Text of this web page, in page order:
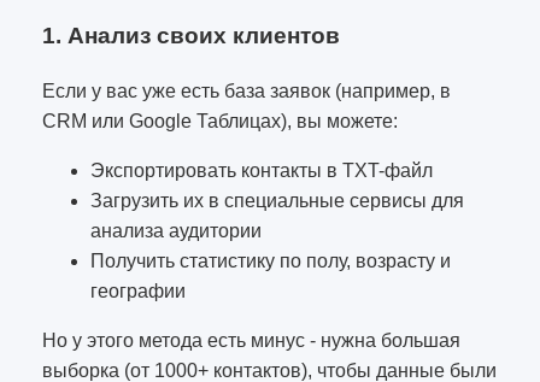
1. Анализ своих клиентов
Если у вас уже есть база заявок (например, в
CRM или Google Таблицах), вы можете:
Экспортировать контакты в TXT-файл
Загрузить их в специальные сервисы для
анализа аудитории
Получить статистику по полу, возрасту и
географии
Но у этого метода есть минус - нужна большая
выборка (от 1000+ контактов), чтобы данные были